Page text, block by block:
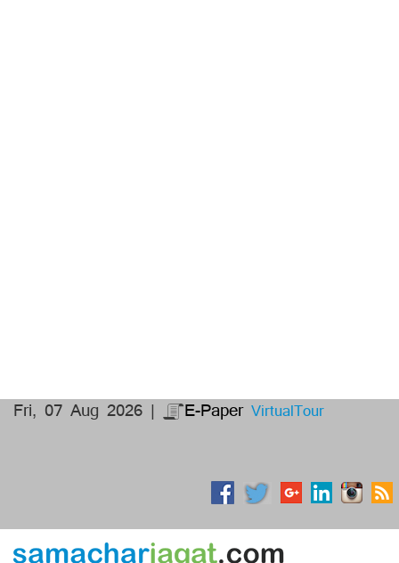
Fri, 07 Aug 2026 | E-Paper VirtualTour